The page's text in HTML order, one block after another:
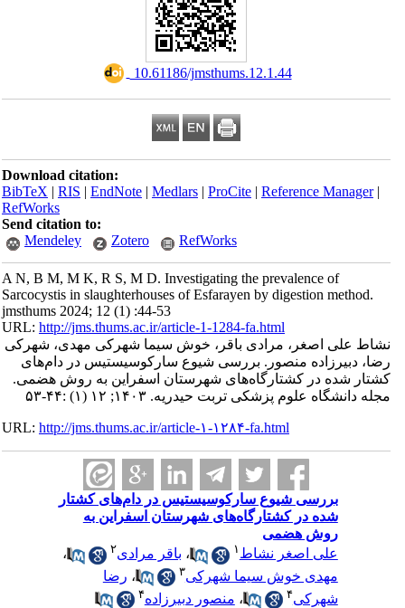
‎ 10.61186/jmsthums.12.1.44
Download citation:
BibTeX|RIS|EndNote| Medlars| ProCite|Reference
RefWorks
Send citation to:
Mendeley
Zotero RefWorks
A N, B M, M K, R S, M D. Investigating the prevalence of
Sarcocystis in slaughterhouses of Esfarayen by digestion
jmsthums 2024; 12 (1) :44-53
URL:http://jms.thums.ac.ir/article-1-1284-fa.html
اصغر، مرادی باقر، خوش سیما شهرکی مهدی، شهرکی
منصور. بررسی شیوع سارکوسیستیس در دام‌های
شده در کشتارگاه‌های شهرستان اسفراین به روش هضمی.
علوم پزشکی تربت حیدریه. ۱۴۰۳; ۱۲ (۱) :۴۴-۵۳
URL:http://jms.thums.ac.ir/article-۱-۱۲۸۴-fa.html
بررسی شیوع سارکوسیستیس در دام‌های کشتار
شده در کشتارگاه‌های شهرستان اسفراین به
روش هضمی
علی اصغر نشاط۱ ، باقر مرادی
،
مهدی خوش سیما شهرکی
، رضا
، منصور دبیرزاده